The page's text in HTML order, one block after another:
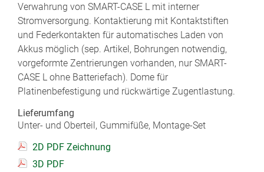
Verwahrung von SMART-CASE L mit interner
Stromversorgung. Kontaktierung mit Kontaktstiften
und Federkontakten für automatisches Laden von
Akkus möglich (sep. Artikel, Bohrungen notwendig,
vorgeformte Zentrierungen vorhanden, nur SMART-
CASE L ohne Batteriefach). Dome für
Platinenbefestigung und rückwärtige Zugentlastung.
Lieferumfang
Unter- und Oberteil, Gummifüße, Montage-Set
2D PDF Zeichnung
3D PDF